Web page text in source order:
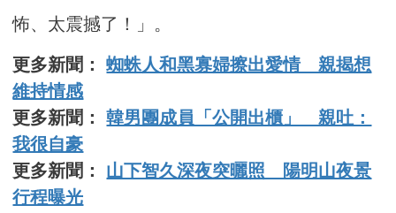
怖、太震撼了！」。
更多新聞：蜘蛛人和黑寡婦擦出愛情 親揭想
維持情感
更多新聞：韓男團成員「公開出櫃」 親吐：
我很自豪
更多新聞： 山下智久深夜突曬照 陽明山夜景
行程曝光